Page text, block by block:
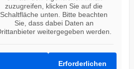
zuzugreifen, klicken Sie auf die
Schaltfläche unten. Bitte beachten
Sie, dass dabei Daten an
weitergegeben werden.
Erforderlichen